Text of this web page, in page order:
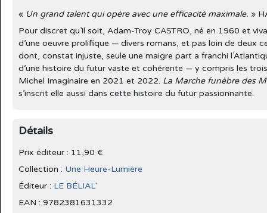
« Un grand talent qui opère avec une efficacité maximale. »
Pour discret qu’il soit, Adam-Troy CASTRO, né en 1960 et
d’une oeuvre prolifique — divers romans, et pas loin de deux
dont, constat injuste, seule une maigre part a franchi
d’une histoire du futur vaste et cohérente — y compris les
Michel Imaginaire en 2021 et 2022. La Marche funèbre des
s’inscrit elle aussi dans cette histoire du futur passionnante.
Détails
Prix éditeur : 11,90 €
Collection : Une Heure-Lumière
Éditeur : LE BÉLIAL'
EAN : 9782381631332